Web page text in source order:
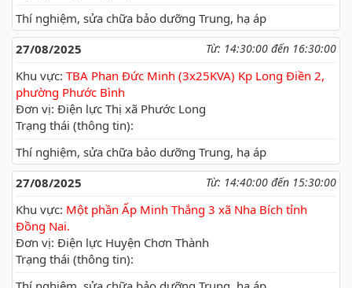
Thí nghiệm, sửa chữa bảo dưỡng Trung, hạ áp
27/08/2025
Từ: 14:30:00 đến 16:30:00
Khu vực: TBA Phan Đức Minh (3x25KVA) Kp Long Điền 2,
phường Phước Bình
Đơn vị: Điện lực Thị xã Phước Long
Trạng thái (thông tin):
Thí nghiệm, sửa chữa bảo dưỡng Trung, hạ áp
27/08/2025
Từ: 14:40:00 đến 15:30:00
Khu vực: Một phần Ấp Minh Thắng 3 xã Nha Bích tỉnh
Đồng Nai.
Đơn vị: Điện lực Huyện Chơn Thành
Trạng thái (thông tin):